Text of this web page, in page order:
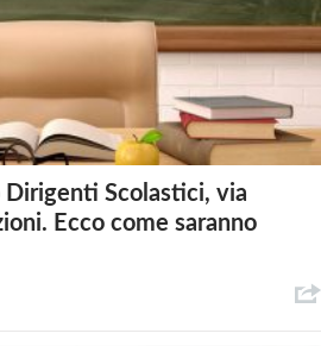
Dirigenti Scolastici, via
Ecco come saranno